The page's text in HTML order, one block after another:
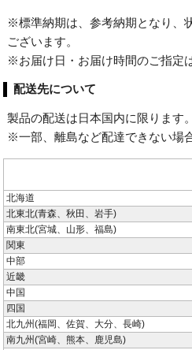
※標準納期は、参考納期となり、
ございます。
※お届け日・お届け時間のご指定
配送先について
製品の配送は日本国内に限ります。
※一部、離島など配達できない場
北海道
北東北(青森、秋田、岩手)
南東北(宮城、山形、福島)
関東
中部
近畿
中国
四国
北九州(福岡、佐賀、大分、長崎)
南九州(宮崎、熊本、鹿児島)